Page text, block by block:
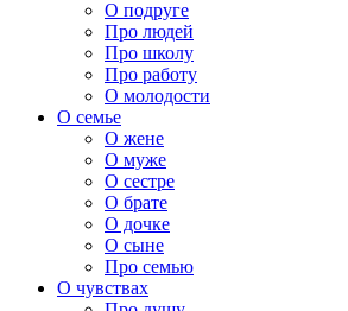
О подруге
Про людей
Про школу
Про работу
О молодости
О семье
О жене
О муже
О сестре
О брате
О дочке
О сыне
Про семью
О чувствах